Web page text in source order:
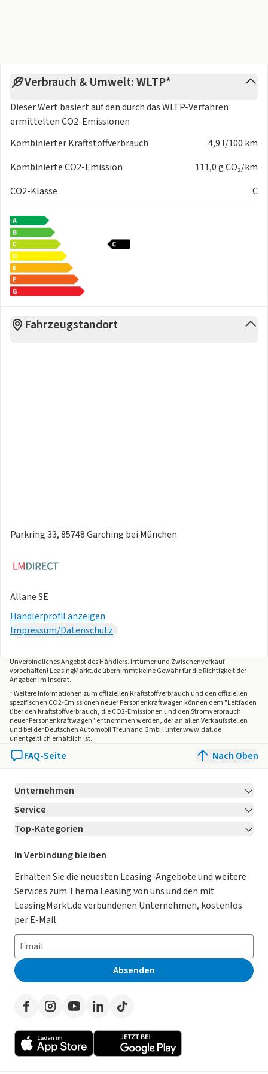
Verbrauch & Umwelt: WLTP*
Dieser Wert basiert auf den durch dasWLTP-Verfahren
ermittelten CO2-Emissionen
Kombinierter Kraftstoffverbrauch
4,9 l/100 km
Kombinierte CO2-Emission
111,0 g CO₂/km
CO2-Klasse
C
Fahrzeugstandort
Parkring 33, 85748 Garching bei München
Allane SE
Händlerprofil anzeigen
Impressum/Datenschutz
Unverbindliches Angebot desHändlers. Irrtümer und Zwischenverkauf
vorbehalten! LeasingMarkt.de übernimmt keine Gewähr für die Richtigkeit der
Angaben im Inserat.
* Weitere Informationen zum offiziellen Kraftstoffverbrauch und den offiziellen
spezifischen CO2-Emissionen neuer Personenkraftwagen können dem "Leitfaden
über den Kraftstoffverbrauch, die CO2-Emissionen und den Stromverbrauch
neuer Personenkraftwagen" entnommen werden, der an allen Verkaufsstellen
und bei der Deutschen Automobil Treuhand GmbH unter www.dat.de
unentgeltlich erhältlich ist.
FAQ-Seite Nach Oben
Unternehmen
Über LeasingMarkt.de
Karriere Jetzt bewerben!
Für Händler
Kooperation mit AutoScout24
AGB
Datenschutz
Impressum
Erklärung zur Barrierefreiheit
Presse
Service
Kontakt
Ratgeber
Magazin
Datenschutz-Einstellungen
So funktioniert’s
Häufig gestellte Fragen
Leasing-Lexikon
Auto-Tests
Werben auf LeasingMarkt.de
Top-Kategorien
Leasing Deals
Gebrauchtwagen Leasing
Leasing ohne Anzahlung
E-Auto Leasing
Privatleasing
Leasing-Vergleiche
Herstellerverzeichnis
Händlerverzeichnis
In Verbindung bleiben
Erhalten Sie die neuesten Leasing-Angebote und weitere
Services zum Thema Leasing von uns und den mit
LeasingMarkt.de verbundenen Unternehmen, kostenlos
per E-Mail.
Absenden